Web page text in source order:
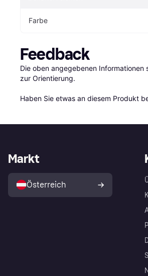
Farbe
Feedback
Die oben angegebenen
zur Orientierung.
Haben Sie etwas an diesem Produkt
Markt
Österreich